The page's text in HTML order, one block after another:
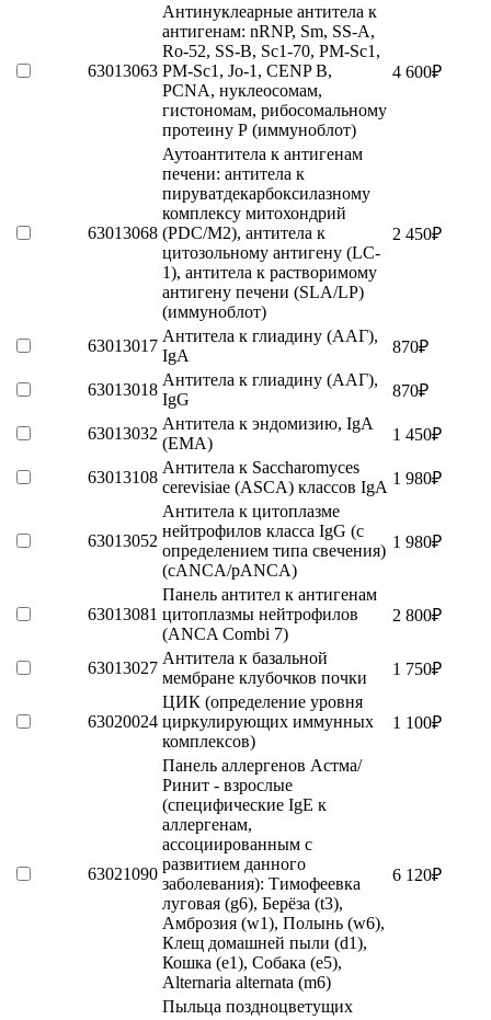
63013063
Антинуклеарные антитела к
антигенам: nRNP, Sm, SS-A,
Ro-52, SS-B, Sc1-70, PM-Sc1,
PM-Sc1, Jo-1, CENP B,
PCNA, нуклеосомам,
гистономам, рибосомальному
протеину Р (иммуноблот)
4 600₽
63013068
Аутоантитела к антигенам
печени: антитела к
пируватдекарбоксилазному
комплексу митохондрий
(PDC/M2), антитела к
цитозольному антигену (LC-
1), антитела к растворимому
антигену печени (SLA/LP)
(иммуноблот)
2 450₽
63013017
Антитела к глиадину (ААГ),
IgA
870₽
63013018
Антитела к глиадину (ААГ),
IgG
870₽
63013032
Антитела к эндомизию, IgA
(ЕМА)
1 450₽
63013108
Антитела к Sacchаromyces
cerevisiae (ASCA) классов IgA 1 980₽
63013052
Антитела к цитоплазме
нейтрофилов класса IgG (с
определением типа свечения)
(сАNCА/pАNCА)
1 980₽
63013081
Панель антител к антигенам
цитоплазмы нейтрофилов
(ANCA Сombi 7)
2 800₽
63013027
Антитела к базальной
мембране клубочков почки
1 750₽
63020024
ЦИК (определение уровня
циркулирующих иммунных
комплексов)
1 100₽
63021090
Панель аллергенов Астма/
Ринит - взрослые
(специфические IgE к
аллергенам,
ассоциированным с
развитием данного
заболевания): Тимофеевка
луговая (g6), Берёза (t3),
Амброзия (w1), Полынь (w6),
Клещ домашней пыли (d1),
Кошка (e1), Собака (е5),
Alternaria alternata (m6)
6 120₽
Пыльца поздноцветущих